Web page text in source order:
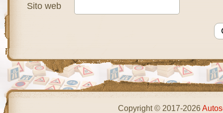
Sito web
Copyright © 2017-2026